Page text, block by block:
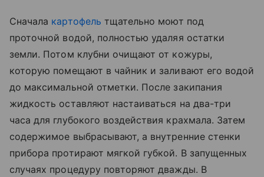
Сначала картофель тщательно моют под
проточной водой, полностью удаляя остатки
земли. Потом клубни очищают от кожуры,
которую помещают в чайник и заливают его водой
до максимальной отметки. После закипания
жидкость оставляют настаиваться на два-три
часа для глубокого воздействия крахмала. Затем
содержимое выбрасывают, а внутренние стенки
прибора протирают мягкой губкой. В запущенных
случаях процедуру повторяют дважды. В